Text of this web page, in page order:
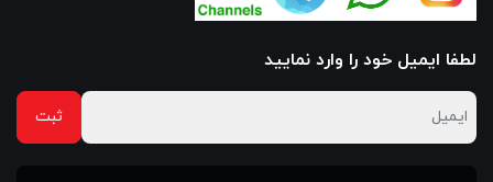
لطفا ایمیل خود را وارد نمایید